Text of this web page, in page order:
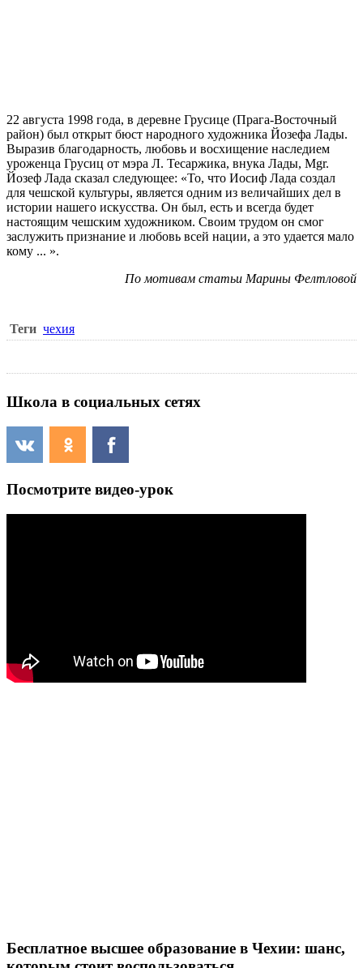
22 августа 1998 года, в деревне Грусице (Прага-Восточный
район) был открыт бюст народного художника Йозефа Лады.
Выразив благодарность, любовь и восхищение наследием
уроженца Грусиц от мэра Л. Тесаржика, внука Лады, Mgr.
Йозеф Лада сказал следующее: «То, что Иосиф Лада создал
для чешской культуры, является одним из величайших дел в
истории нашего искусства. Он был, есть и всегда будет
настоящим чешским художником. Своим трудом он смог
заслужить признание и любовь всей нации, а это удается мало
кому ... ».
По мотивам статьи Марины Фелтловой
Теги чехия
Школа в социальных сетях
Посмотрите видео-урок
Бесплатное высшее образование в Чехии: шанс,